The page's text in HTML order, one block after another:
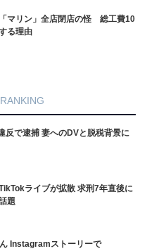
マリン」全店閉店の怪 総工費10
る理由
RANKING
反で逮捕 妻へのDVと脱税背景に
ライブが拡散 求刑7年直後に
題
Instagramストーリーで